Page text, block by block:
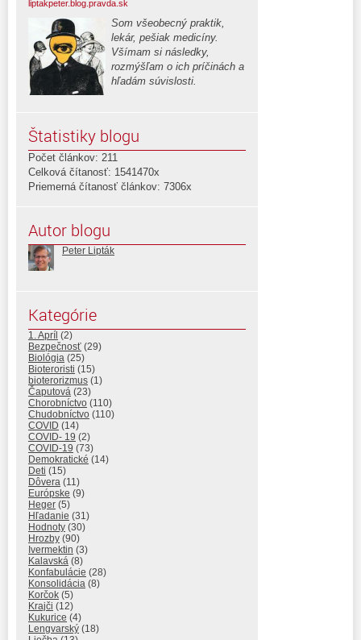
liptakpeter.blog.pravda.sk
Som všeobecný praktik,
lekár, pešiak medicíny.
Všímam si následky,
rozmýšľam o ich príčinách a
hľadám súvislosti.
Štatistiky blogu
Počet článkov: 211
Celková čítanosť: 1541470x
Priemerná čítanosť článkov: 7306x
Autor blogu
Peter Lipták
Kategórie
1. Apríl (2)
Bezpečnosť (29)
Biológia (25)
Bioteroristi (15)
bioterorizmus (1)
Čaputová (23)
Chorobníctvo (110)
Chudobníctvo (110)
COVID (14)
COVID- 19 (2)
COVID-19 (73)
Demokratické (14)
Deti (15)
Dôvera (11)
Európske (9)
Heger (5)
Hľadanie (31)
Hodnoty (30)
Hrozby (90)
Ivermektin (3)
Kalavská (8)
Konfabulácie (28)
Konsolidácia (8)
Korčok (5)
Krajči (12)
Kukurice (4)
Lengvarský (18)